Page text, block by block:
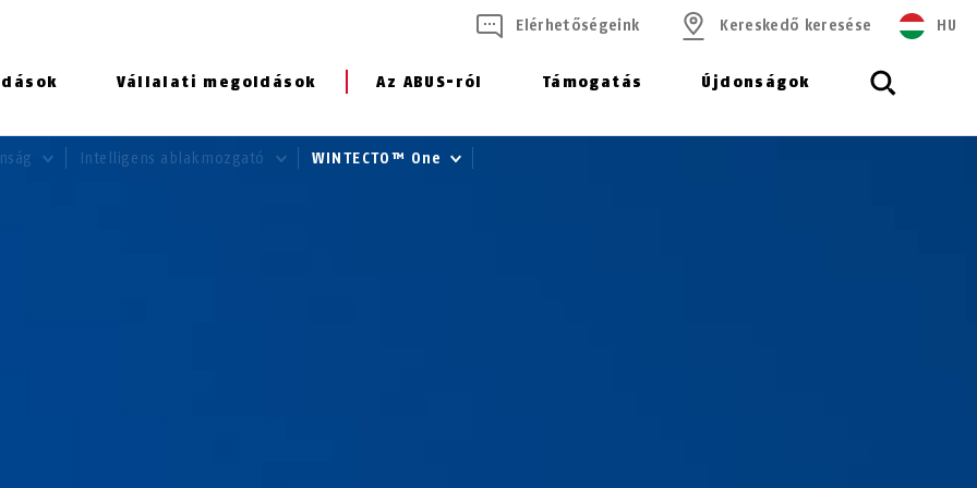
Vállalati megoldások Az ABUS-ról Támogatás Újdonságok
Elérhetőségeink Kereskedő keresése HU
Intelligens ablakmozgató WINTECTO™ One